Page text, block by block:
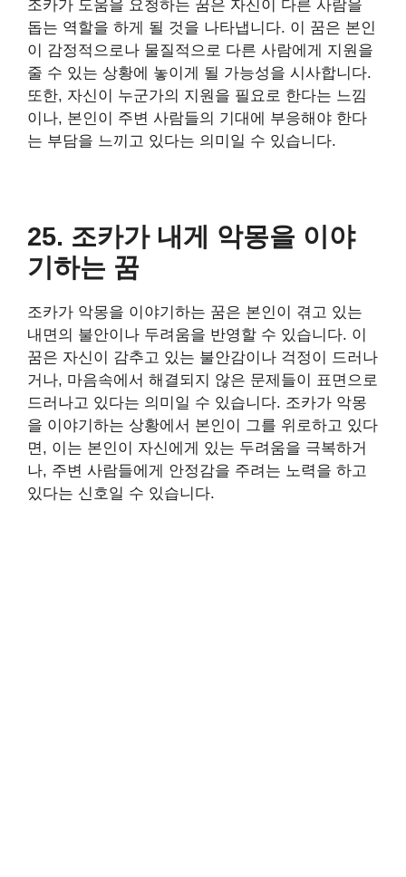
조카가 도움을 요청하는 꿈은 자신이 다른 사람을
돕는 역할을 하게 될 것을 나타냅니다. 이 꿈은 본인
이 감정적으로나 물질적으로 다른 사람에게 지원을
줄 수 있는 상황에 놓이게 될 가능성을 시사합니다.
또한, 자신이 누군가의 지원을 필요로 한다는 느낌
이나, 본인이 주변 사람들의 기대에 부응해야 한다
는 부담을 느끼고 있다는 의미일 수 있습니다.
25. 조카가 내게 악몽을 이야
기하는 꿈
조카가 악몽을 이야기하는 꿈은 본인이 겪고 있는
내면의 불안이나 두려움을 반영할 수 있습니다. 이
꿈은 자신이 감추고 있는 불안감이나 걱정이 드러나
거나, 마음속에서 해결되지 않은 문제들이 표면으로
드러나고 있다는 의미일 수 있습니다. 조카가 악몽
을 이야기하는 상황에서 본인이 그를 위로하고 있다
면, 이는 본인이 자신에게 있는 두려움을 극복하거
나, 주변 사람들에게 안정감을 주려는 노력을 하고
있다는 신호일 수 있습니다.